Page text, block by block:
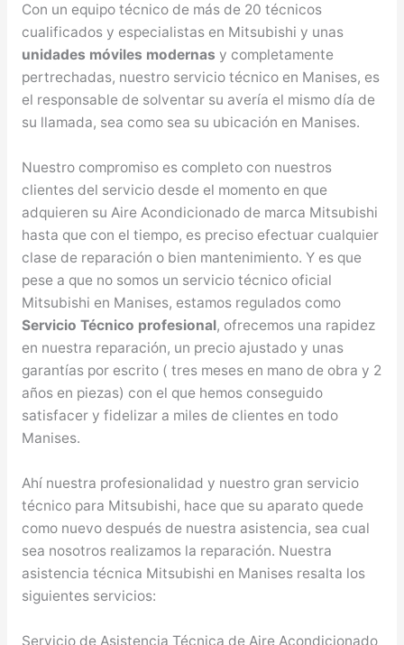
Con un equipo técnico de más de 20 técnicos
cualificados y especialistas en Mitsubishi y unas
unidades móviles modernas y completamente
pertrechadas, nuestro servicio técnico en Manises, es
el responsable de solventar su avería el mismo día de
su llamada, sea como sea su ubicación en Manises.
Nuestro compromiso es completo con nuestros
clientes del servicio desde el momento en que
adquieren su Aire Acondicionado de marca Mitsubishi
hasta que con el tiempo, es preciso efectuar cualquier
clase de reparación o bien mantenimiento. Y es que
pese a que no somos un servicio técnico oficial
Mitsubishi en Manises, estamos regulados como
Servicio Técnico profesional, ofrecemos una rapidez
en nuestra reparación, un precio ajustado y unas
garantías por escrito ( tres meses en mano de obra y 2
años en piezas) con el que hemos conseguido
satisfacer y fidelizar a miles de clientes en todo
Manises.
Ahí nuestra profesionalidad y nuestro gran servicio
técnico para Mitsubishi, hace que su aparato quede
como nuevo después de nuestra asistencia, sea cual
sea nosotros realizamos la reparación. Nuestra
asistencia técnica Mitsubishi en Manises resalta los
siguientes servicios:
Servicio de Asistencia Técnica de Aire Acondicionado